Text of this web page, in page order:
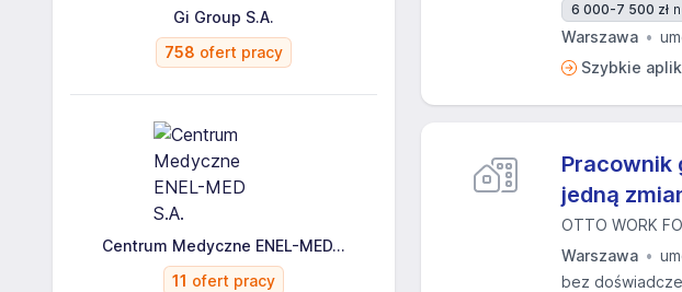
Gi Group S.A.
758 ofert pracy
Centrum Medyczne ENEL-MED...
11 ofert pracy
6 000-7 500 zł
Warszawa
Szybkie
Pracownik
jedną
OTTO WORK
Warszawa
bez